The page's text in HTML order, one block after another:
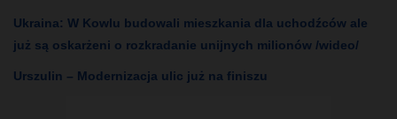
Ukraina: W Kowlu budowali mieszkania dla uchodźców ale
już są oskarżeni o rozkradanie unijnych milionów /wideo/
Urszulin – Modernizacja ulic już na finiszu